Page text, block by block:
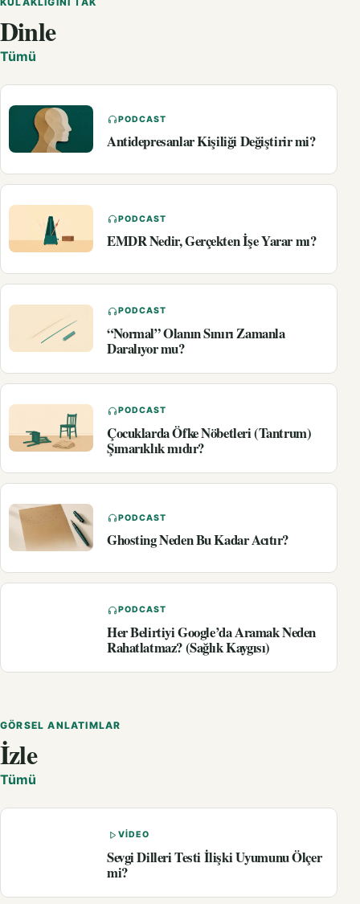
Dinle
Tümü
PODCAST
Antidepresanlar Kişiliği Değiştirir mi?
PODCAST
EMDR Nedir, Gerçekten İşe Yarar mı?
PODCAST
“Normal” Olanın Sınırı Zamanla
Daralıyor mu?
PODCAST
Çocuklarda Öfke Nöbetleri (Tantrum)
Şımarıklık mıdır?
PODCAST
Ghosting Neden Bu Kadar Acıtır?
PODCAST
Her Belirtiyi Google’da Aramak Neden
Rahatlatmaz? (Sağlık Kaygısı)
GÖRSEL ANLATIMLAR
İzle
Tümü
VIDEO
Sevgi Dilleri Testi İlişki Uyumunu Ölçer
mi?